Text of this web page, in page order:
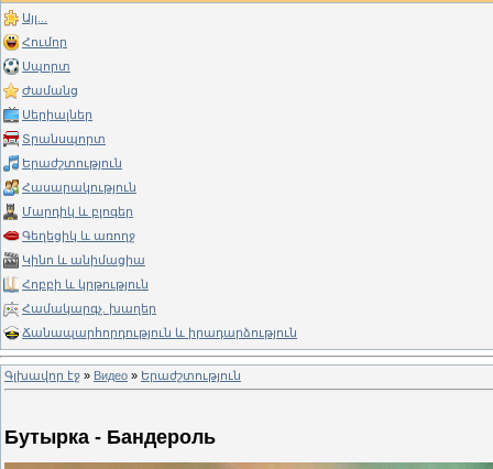
Այլ...
Հումոր
Սպորտ
Ժամանց
Սերիալներ
Տրանսպորտ
Երաժշտություն
Հասարակություն
Մարդիկ և բլոգեր
Գեղեցիկ և առողջ
Կինո և անիմացիա
Հոբբի և կրթություն
Համակարգչ. խաղեր
Ճանապարհորդություն և իրադարձություն
Գլխավոր էջ » Видео » Երաժշտություն
Бутырка - Бандероль